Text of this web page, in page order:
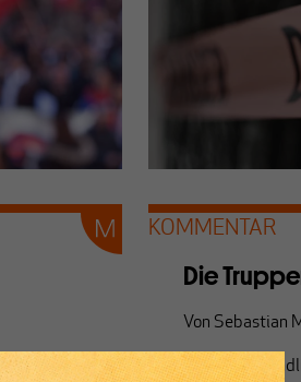
KOMMENTAR
Die
Von Sebastian